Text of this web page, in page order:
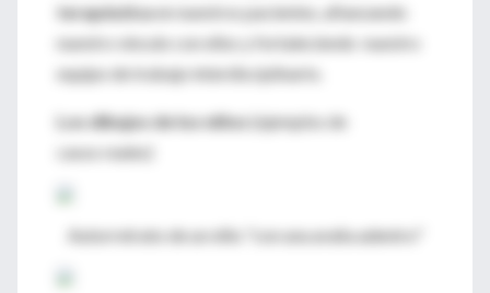
terapéuticaen nuestros pacientes, afianzando
nuestro vínculo con ellos y fortaleciendo nuestro
equipo de trabajo interdisciplinario.
Los dibujos de los niños(ejemplos de
casos reales)
Autorretrato de un niño "con una araña adentro"